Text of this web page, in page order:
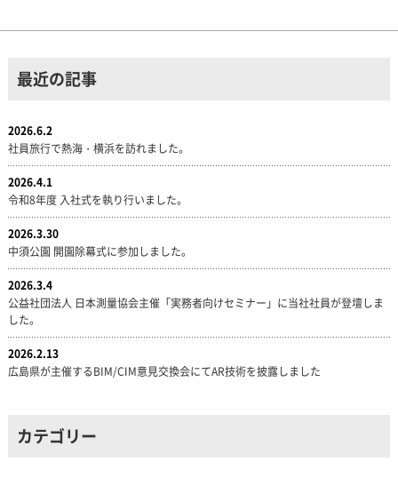
最近の記事
2026.6.2
社員旅行で熱海・横浜を訪れました。
2026.4.1
令和8年度 入社式を執り行いました。
2026.3.30
中須公園 開園除幕式に参加しました。
2026.3.4
公益社団法人 日本測量協会主催「実務者向けセミナー」に当社社員が登壇しま
した。
2026.2.13
広島県が主催するBIM/CIM意見交換会にてAR技術を披露しました
カテゴリー